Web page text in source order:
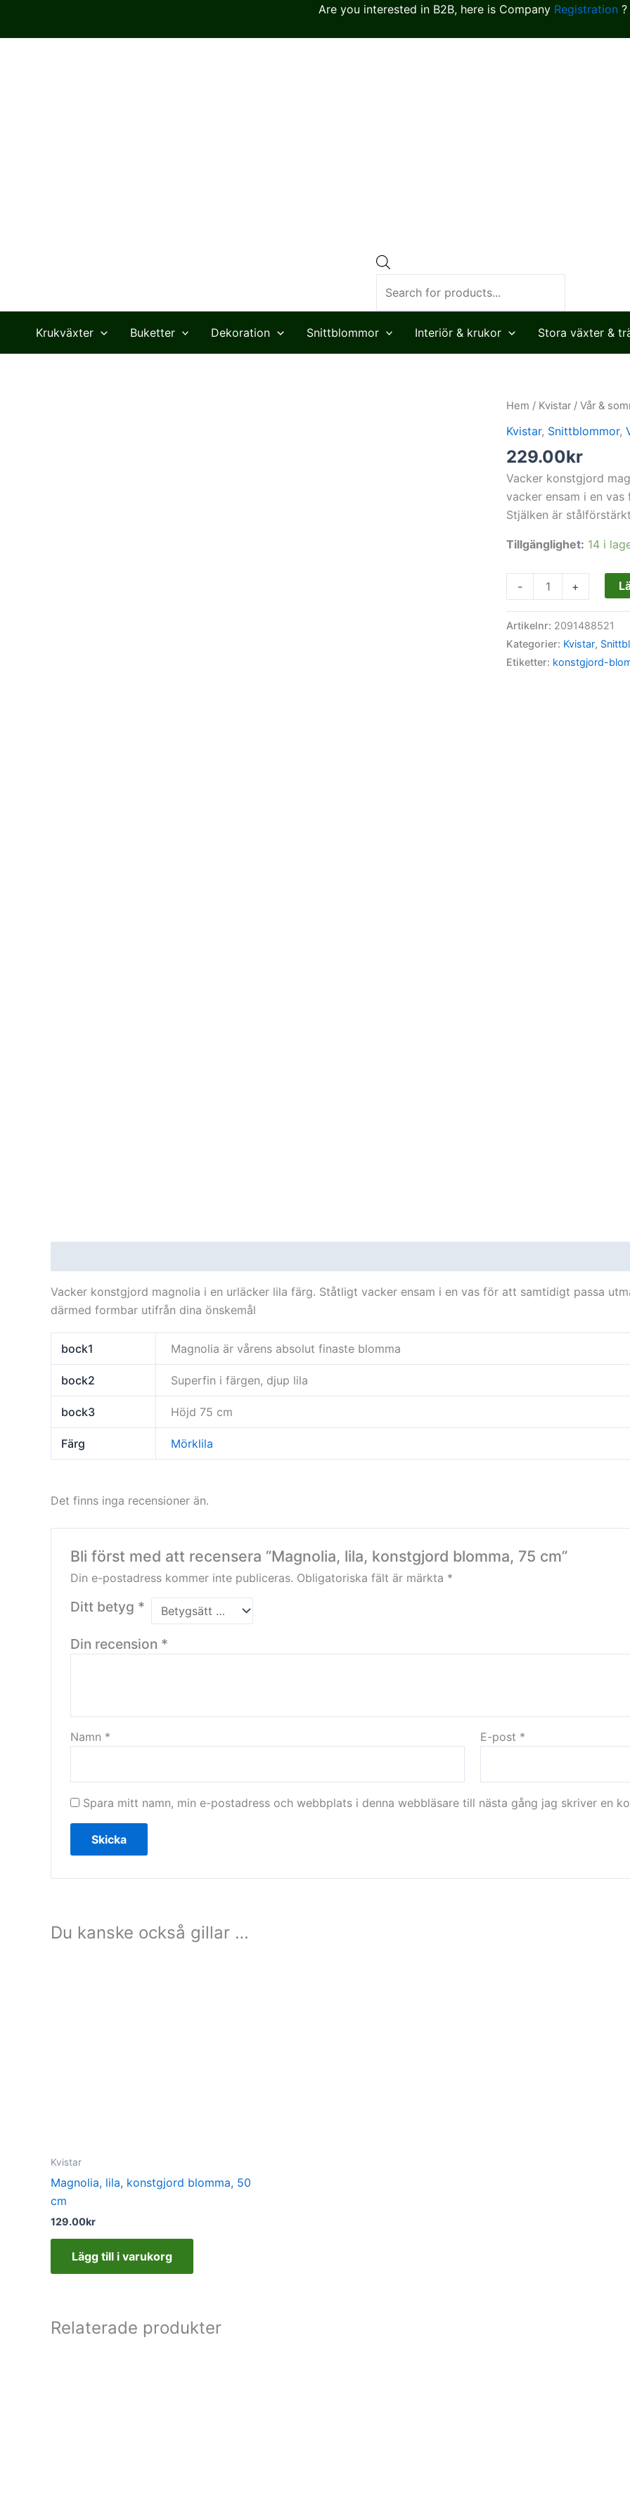
Are you interested in B2B, here is Company Registration?
Krukväxter Buketter Dekoration Snittblommor Interiör & krukor Stora växter &
Hem / Kvistar / Vår &
Kvistar, Snittblommor,
229.00kr
Vacker konstgjord
vacker ensam i en
Stjälken är
Tillgänglighet: 14 i
-
Magnolia,
konstgjord
blomma,
75
cm
mängd
+
Artikelnr: 2091488521
Kategorier: Kvistar,
Etiketter: konstgjord-
Vacker konstgjord magnolia i en urläcker lila färg. Ståtligt vacker ensam i en vas för att samtidigt passa
därmed formbar utifrån dina önskemål
bock1 Magnolia är vårens absolut finaste blomma
bock2 Superfin i färgen, djup lila
bock3 Höjd 75 cm
Färg Mörklila
Det finns inga recensioner än.
Bli först med att recensera ”Magnolia, lila, konstgjord blomma, 75 cm”
Din e-postadress kommer inte publiceras. Obligatoriska fält är märkta *
Ditt betyg *
Din recension *
Namn * E-post *
Spara mitt namn, min e-postadress och webbplats i denna webbläsare till nästa gång jag skriver en
Du kanske också gillar …
Kvistar
Magnolia, lila, konstgjord blomma, 50
cm
129.00kr
Lägg till i varukorg
Relaterade produkter